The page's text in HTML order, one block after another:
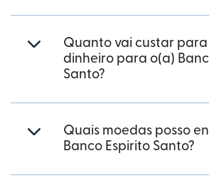
Quanto vai custar para
dinheiro para o(a)
Santo?
Quais moedas posso
Banco Espirito Santo?